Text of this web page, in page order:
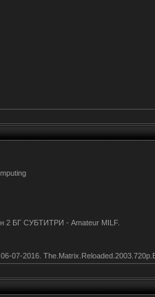
2 БГ СУБТИТРИ - Amateur MILF.
07-2016.